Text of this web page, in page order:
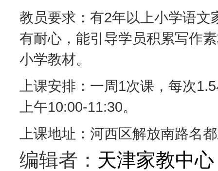
教员要求：有2年以上小学语
有耐心，能引导学员积累写作
小学教材。
上课安排：一周1次课，每次
上午10:00-11:30。
上课地址：河西区解放南路名
编辑者： 天津家教中心